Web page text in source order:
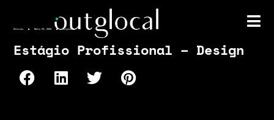
Notícias Março 29, 2022 outglocal
Estágio Profissional – Design